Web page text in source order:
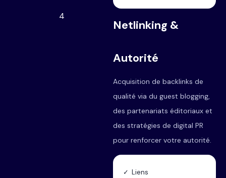
4
Netlinking &
Autorité
Acquisition de backlinks de
qualité via du guest blogging,
des partenariats éditoriaux et
des stratégies de digital PR
pour renforcer votre autorité.
✓ Liens